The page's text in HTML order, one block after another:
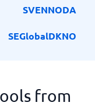
SVENNODA
SEGlobalDKNO
from